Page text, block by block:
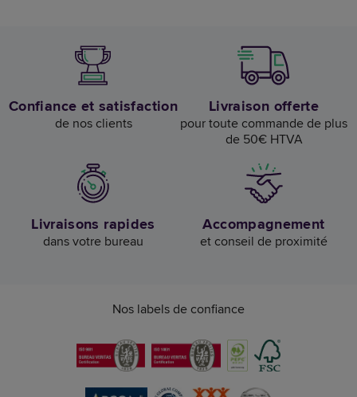
Confiance et satisfaction
de nos clients
Livraison offerte
pour toute commande de plus
de 50€ HTVA
Livraisons rapides
dans votre bureau
Accompagnement
et conseil de proximité
Nos labels de confiance